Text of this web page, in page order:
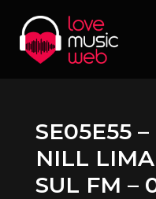
SE05E55
NILL
SUL FM –